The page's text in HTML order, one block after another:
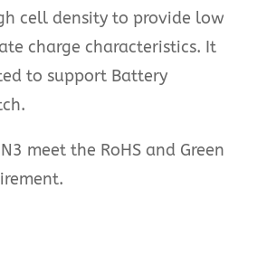
cell density to provide low
charge characteristics. It
to support Battery
meet the RoHS and Green